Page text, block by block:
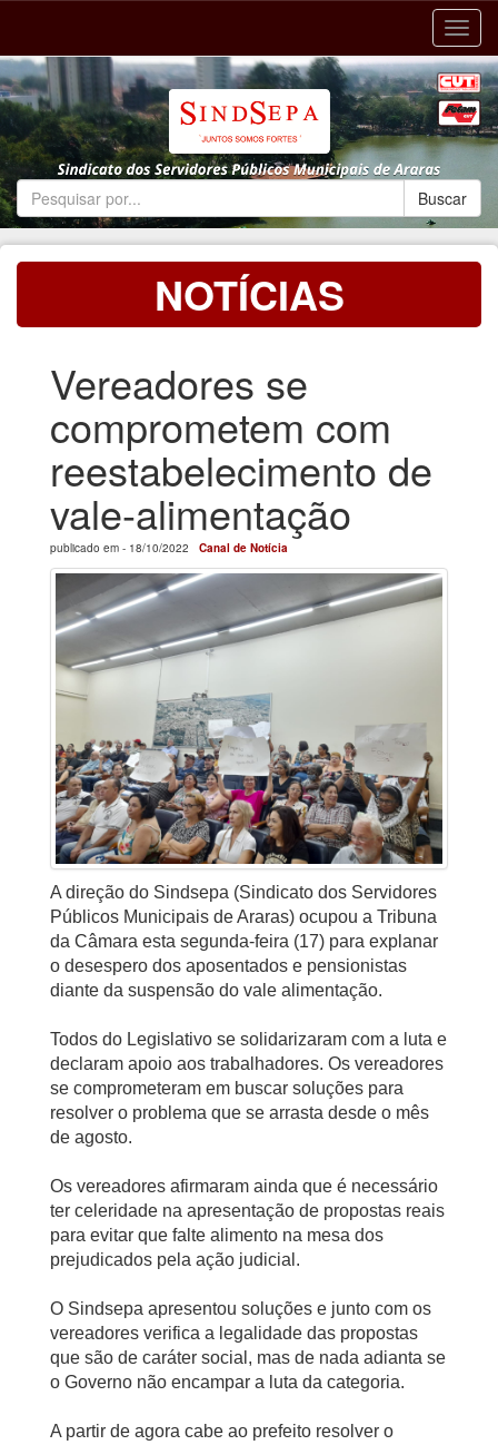
NOTÍCIAS
Vereadores se
comprometem com
reestabelecimento de
vale-alimentação
publicado em - 18/10/2022 Canal de Notícia
A direção do Sindsepa (Sindicato dos Servidores
Públicos Municipais de Araras) ocupou a Tribuna
da Câmara esta segunda-feira (17) para explanar
o desespero dos aposentados e pensionistas
diante da suspensão do vale alimentação.
Todos do Legislativo se solidarizaram com a luta e
declaram apoio aos trabalhadores. Os vereadores
se comprometeram em buscar soluções para
resolver o problema que se arrasta desde o mês
de agosto.
Os vereadores afirmaram ainda que é necessário
ter celeridade na apresentação de propostas reais
para evitar que falte alimento na mesa dos
prejudicados pela ação judicial.
O Sindsepa apresentou soluções e junto com os
vereadores verifica a legalidade das propostas
que são de caráter social, mas de nada adianta se
o Governo não encampar a luta da categoria.
A partir de agora cabe ao prefeito resolver o